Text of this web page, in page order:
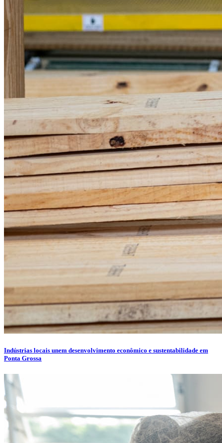
Indústrias locais unem desenvolvimento econômico e sustentabilidade em
Ponta Grossa